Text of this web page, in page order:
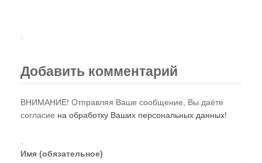
Добавить комментарий
ВНИМАНИЕ! Отправляя Ваше сообщение, Вы даёте
согласие на обработку Ваших персональных данных!
Имя (обязательное)